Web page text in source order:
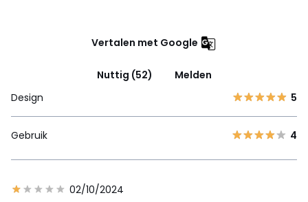
Vertalen met Google
Nuttig (52)
Melden
Design
5
Gebruik 4
02/10/2024